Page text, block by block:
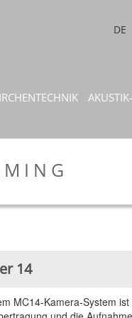
DE
14
MC14-Kamera-System